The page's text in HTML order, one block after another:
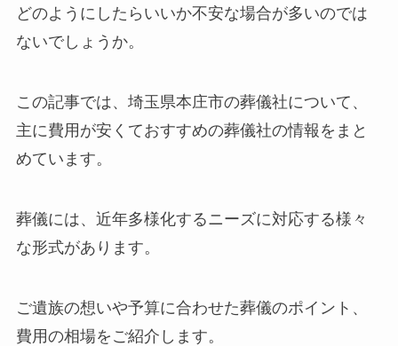
どのようにしたらいいか不安な場合が多いのでは
ないでしょうか。
この記事では、埼玉県本庄市の葬儀社について、
主に費用が安くておすすめの葬儀社の情報をまと
めています。
葬儀には、近年多様化するニーズに対応する様々
な形式があります。
ご遺族の想いや予算に合わせた葬儀のポイント、
費用の相場をご紹介します。